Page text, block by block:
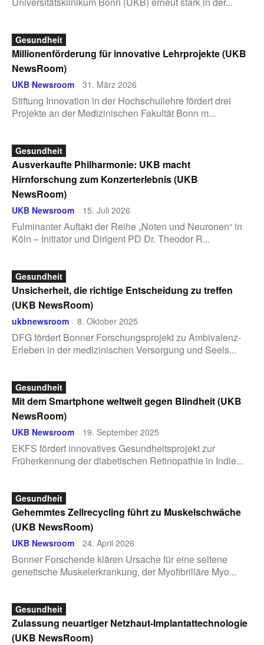
Gesundheit
Millionenförderung für innovative Lehrprojekte (UKB
NewsRoom)
UKB Newsroom - 31. März 2026
Stiftung Innovation in der Hochschullehre fördert drei
Projekte an der Medizinischen Fakultät Bonn m...
Gesundheit
Ausverkaufte Philharmonie: UKB macht
Hirnforschung zum Konzerterlebnis (UKB
NewsRoom)
UKB Newsroom - 15. Juli 2026
Fulminanter Auftakt der Reihe „Noten und Neuronen“ in
Köln – Initiator und Dirigent PD Dr. Theodor R...
Gesundheit
Unsicherheit, die richtige Entscheidung zu treffen
(UKB NewsRoom)
ukbnewsroom - 8. Oktober 2025
DFG fördert Bonner Forschungsprojekt zu Ambivalenz-
Erleben in der medizinischen Versorgung und Seels...
Gesundheit
Mit dem Smartphone weltweit gegen Blindheit (UKB
NewsRoom)
UKB Newsroom - 19. September 2025
EKFS fördert innovatives Gesundheitsprojekt zur
Früherkennung der diabetischen Retinopathie in Indie...
Gesundheit
Gehemmtes Zellrecycling führt zu Muskelschwäche
(UKB NewsRoom)
UKB Newsroom - 24. April 2026
Bonner Forschende klären Ursache für eine seltene
genetische Muskelerkrankung, der Myofibrilläre Myo...
Gesundheit
Zulassung neuartiger Netzhaut-Implantattechnologie
(UKB NewsRoom)